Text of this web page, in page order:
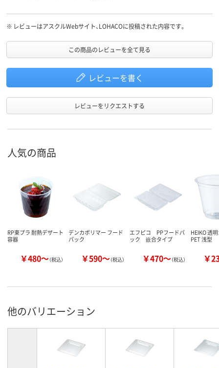
※ レビューはアスクルWebサイト、LOHACOに投稿された内容です。
この商品のレビューを全て見る
レビューを書く
レビューをリクエストする
人気の商品
RP東プラ 耐熱デザート
容器
￥480～（税込）
デンカポリマー フード
パック
￥590～（税込）
エフピコ PPフードパ
ック 嵌合タイプ
￥470～（税込）
HEIKO 透
PET 浅型
￥
他のバリエーション